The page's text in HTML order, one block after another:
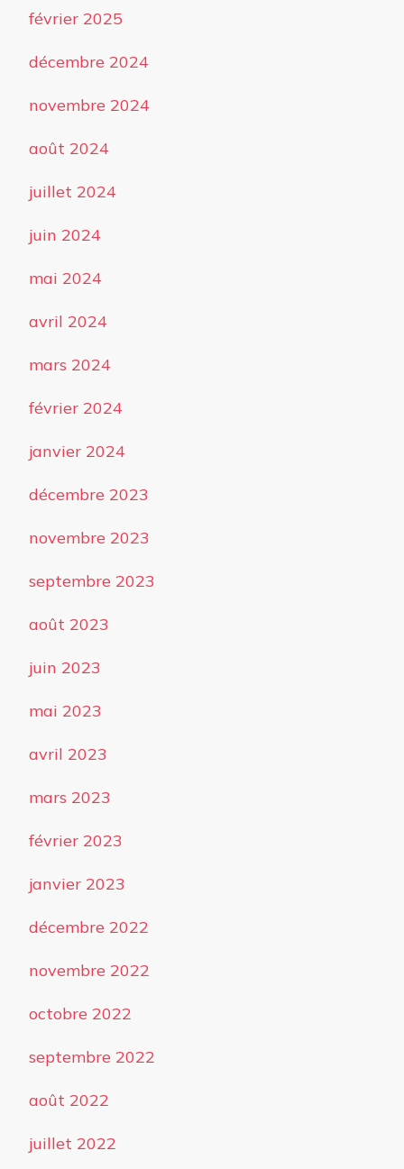
février 2025
décembre 2024
novembre 2024
août 2024
juillet 2024
juin 2024
mai 2024
avril 2024
mars 2024
février 2024
janvier 2024
décembre 2023
novembre 2023
septembre 2023
août 2023
juin 2023
mai 2023
avril 2023
mars 2023
février 2023
janvier 2023
décembre 2022
novembre 2022
octobre 2022
septembre 2022
août 2022
juillet 2022